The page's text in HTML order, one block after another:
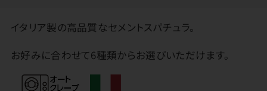
イタリア製の高品質なセメントスパチュラ。
お好みに合わせて6種類からお選びいただけます。